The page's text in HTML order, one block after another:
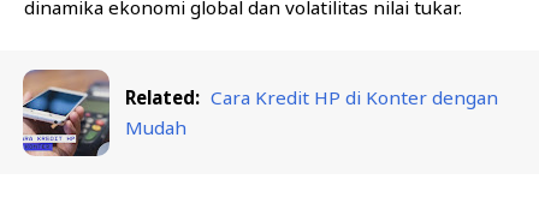
dinamika ekonomi global dan volatilitas nilai tukar.
Related: Cara Kredit HP di Konter dengan
Mudah